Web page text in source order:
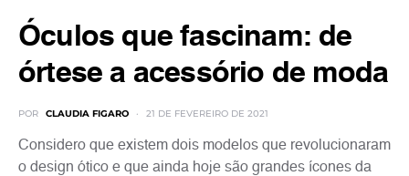
Óculos que fascinam: de
órtese a acessório de moda
POR CLAUDIA FIGARO 21 DE FEVEREIRO DE 2021
Considero que existem dois modelos que revolucionaram
o design ótico e que ainda hoje são grandes ícones da